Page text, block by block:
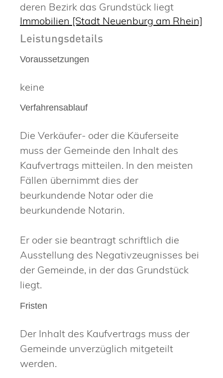
deren Bezirk das Grundstück liegt
Immobilien [Stadt Neuenburg am Rhein]
Leistungsdetails
Voraussetzungen
keine
Verfahrensablauf
Die Verkäufer- oder die Käuferseite
muss der Gemeinde den Inhalt des
Kaufvertrags mitteilen. In den meisten
Fällen übernimmt dies der
beurkundende Notar oder die
beurkundende Notarin.
Er oder sie beantragt schriftlich die
Ausstellung des Negativzeugnisses bei
der Gemeinde, in der das Grundstück
liegt.
Fristen
Der Inhalt des Kaufvertrags muss der
Gemeinde unverzüglich mitgeteilt
werden.